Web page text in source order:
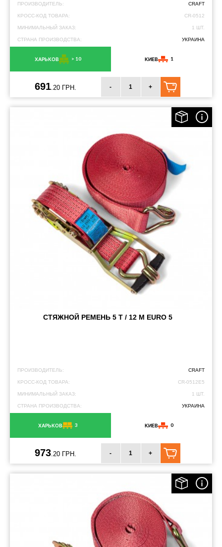
ПРОИЗВОДИТЕЛЬ: CRAFT
КРОСС-КОД ТОВАРА: CR-0512
МИНИМАЛЬНЫЙ ЗАКАЗ: 1 ШТ.
СТРАНА ПРОИЗВОДСТВА: УКРАИНА
ХАРЬКОВ > 10 КИЕВ 1
691.20 ГРН. - +
СТЯЖНОЙ РЕМЕНЬ 5 Т / 12 М EURO 5
ПРОИЗВОДИТЕЛЬ: CRAFT
КРОСС-КОД ТОВАРА: CR-0512E5
МИНИМАЛЬНЫЙ ЗАКАЗ: 1 ШТ.
СТРАНА ПРОИЗВОДСТВА: УКРАИНА
ХАРЬКОВ 3 КИЕВ 0
973.20 ГРН. - +